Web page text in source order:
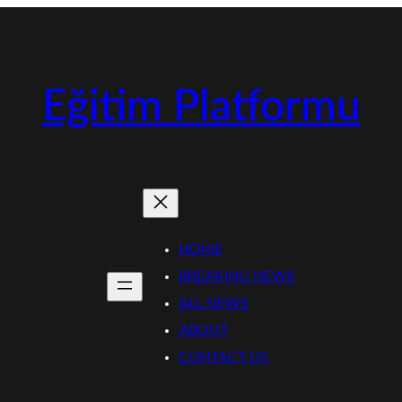
Eğitim Platformu
HOME
BREAKING NEWS
ALL NEWS
ABOUT
CONTACT US